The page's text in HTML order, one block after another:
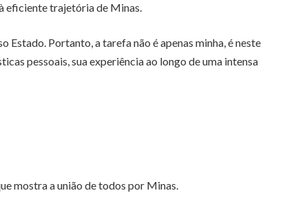
eficiente trajetória de Minas.
Estado. Portanto, a tarefa não é apenas minha, é neste
pessoais, sua experiência ao longo de uma intensa
mostra a união de todos por Minas.